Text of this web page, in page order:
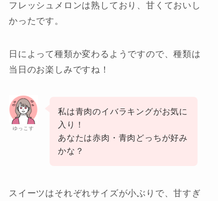
フレッシュメロンは熟しており、甘くておいし
かったです。
日によって種類か変わるようですので、種類は
当日のお楽しみですね！
ゆっこす
私は青肉のイバラキングがお気に
入り！
あなたは赤肉・青肉どっちが好み
かな？
スイーツはそれぞれサイズが小ぶりで、甘すぎ